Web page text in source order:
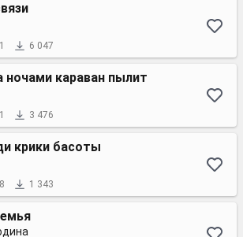
6 047
ночами караван пылит
3 476
крики басоты
1 343